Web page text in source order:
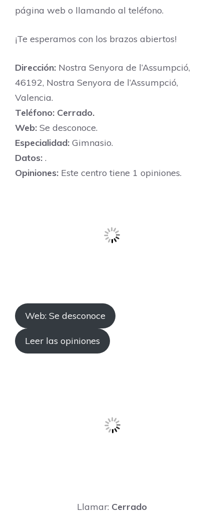
página web o llamando al teléfono.
¡Te esperamos con los brazos abiertos!
Dirección: Nostra Senyora de l’Assumpció,
46192, Nostra Senyora de l’Assumpció,
Valencia.
Teléfono: Cerrado.
Web: Se desconoce.
Especialidad: Gimnasio.
Datos: .
Opiniones: Este centro tiene 1 opiniones.
Web: Se desconoce
Leer las opiniones
Llamar: Cerrado